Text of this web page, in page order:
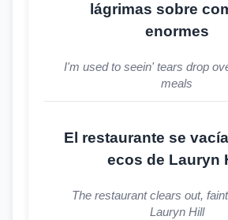
lágrimas sobre
enormes
I'm used to seein' tears drop
meals
El restaurante se
ecos de Lauryn
The restaurant clears out,
Lauryn Hill